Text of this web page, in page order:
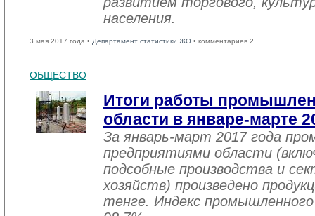
населения.
3 мая 2017 года • Департамент статистики ЖО • комментариев 2
ОБЩЕСТВО
Итоги работы
области в январе-марте
За январь-март 2017 года
предприятиями области
подсобные производства и
хозяйств) произведено
тенге. Индекс